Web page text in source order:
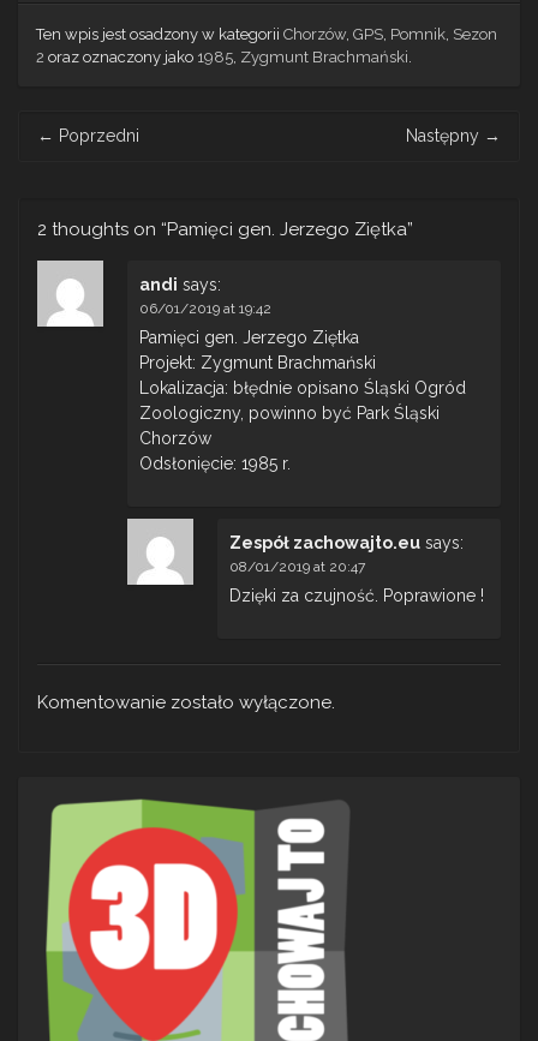
Ten wpis jest osadzony w kategorii Chorzów, GPS, Pomnik, Sezon
2 oraz oznaczony jako 1985, Zygmunt Brachmański.
navigation
← Poprzedni Następny →
2 thoughts on “Pamięci gen. Jerzego Ziętka”
andi says:
06/01/2019 at 19:42
Pamięci gen. Jerzego Ziętka
Projekt: Zygmunt Brachmański
Lokalizacja: błędnie opisano Śląski Ogród
Zoologiczny, powinno być Park Śląski
Chorzów
Odsłonięcie: 1985 r.
Zespół zachowajto.eu says:
08/01/2019 at 20:47
Dzięki za czujność. Poprawione !
Komentowanie zostało wyłączone.